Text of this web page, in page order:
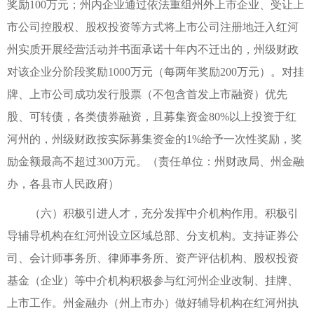
奖励100万元；州内企业通过依法重组州外上市企业、受让上
市公司控股权、股权投资等方式将上市公司注册地迁入红河
州实质开展经营活动并书面承诺十年内不迁出的，州级财政
对该企业分阶段奖励1000万元（每两年奖励200万元）。对挂
牌、上市公司成功发行股票（不包含首发上市融资）优先
股、可转债，各类债券融资，且募集资金80%以上投资于红
河州的，州级财政按实际募集资金的1%给予一次性奖励，奖
励金额最高不超过300万元。（责任单位：州财政局、州金融
办，各县市人民政府）
（六）积极引进人才，充分发挥中介机构作用。积极引
导辅导机构在红河州设立区域总部、分支机构。支持证券公
司、会计师事务所、律师事务所、资产评估机构、股权投资
基金（企业）等中介机构积极参与红河州企业改制、挂牌、
上市工作。州金融办（州上市办）做好辅导机构在红河州执